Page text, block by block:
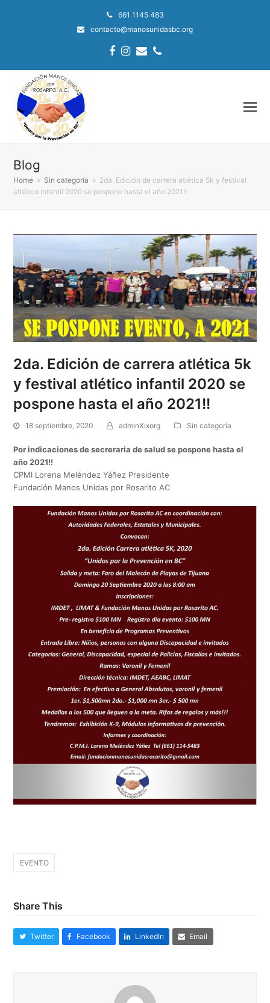
661 1145 483
contacto@manosunidasbc.org
Facebook
Instagram
EmailPhone
Blog
Home » Sin categoría » 2da. Edición de carrera atlética 5k y festival
atlético infantil 2020 se pospone hasta el año 2021!!
2da. Edición de carrera atlética 5k
y festival atlético infantil 2020 se
pospone hasta el año 2021!!
18 septiembre, 2020 adminXixorg Sin categoría
Por indicaciones de secreraria de salud se pospone hasta el
año 2021!!
CPMI Lorena Meléndez Yáñez Presidente
Fundación Manos Unidas por Rosarito AC
EVENTO
Share This
Twitter Facebook LinkedIn Email